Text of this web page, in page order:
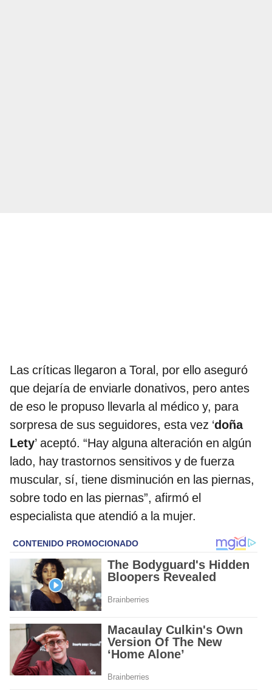
Las críticas llegaron a Toral, por ello aseguró
que dejaría de enviarle donativos, pero antes
de eso le propuso llevarla al médico y, para
sorpresa de sus seguidores, esta vez ‘doña
Lety’ aceptó. “Hay alguna alteración en algún
lado, hay trastornos sensitivos y de fuerza
muscular, sí, tiene disminución en las piernas,
sobre todo en las piernas”, afirmó el
especialista que atendió a la mujer.